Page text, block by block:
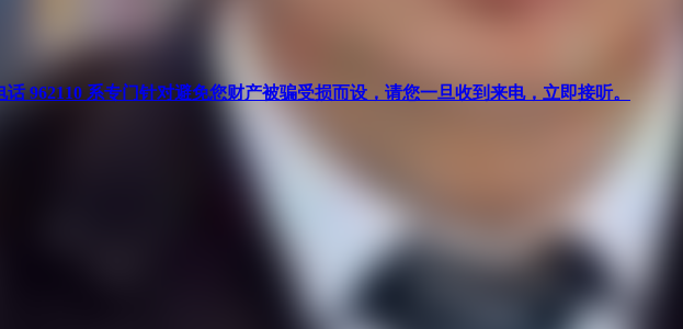
962110 系专门针对避免您财产被骗受损而设，请您一旦收到来电，立即接听。